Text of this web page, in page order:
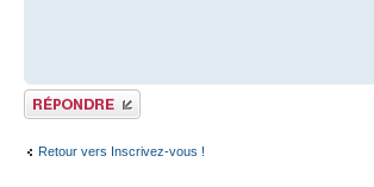
Publier une réponse
Retour vers Inscrivez-vous !